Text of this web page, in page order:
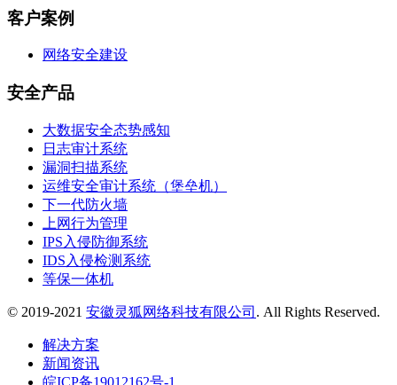
客户案例
网络安全建设
安全产品
大数据安全态势感知
日志审计系统
漏洞扫描系统
运维安全审计系统（堡垒机）
下一代防火墙
上网行为管理
IPS入侵防御系统
IDS入侵检测系统
等保一体机
© 2019-2021 安徽灵狐网络科技有限公司 . All Rights Reserved.
解决方案
新闻资讯
皖ICP备19012162号-1